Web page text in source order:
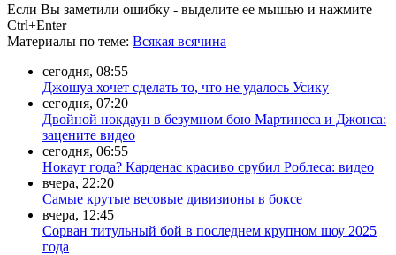
Если Вы заметили ошибку - выделите ее мышью и нажмите
Ctrl+Enter
Материалы по теме: Всякая всячина
сегодня, 08:55
Джошуа хочет сделать то, что не удалось Усику
сегодня, 07:20
Двойной нокдаун в безумном бою Мартинеса и Джонса:
зацените видео
сегодня, 06:55
Нокаут года? Карденас красиво срубил Роблеса: видео
вчера, 22:20
Самые крутые весовые дивизионы в боксе
вчера, 12:45
Сорван титульный бой в последнем крупном шоу 2025
года